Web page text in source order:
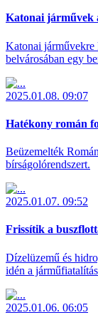
Katonai járművek
Katonai járművekre
belvárosában egy
2025.01.08. 09:07
Hatékony román
Beüzemelték
bírságolórendszert.
2025.01.07. 09:52
Frissítik a
Dízelüzemű és
idén a
2025.01.06. 06:05